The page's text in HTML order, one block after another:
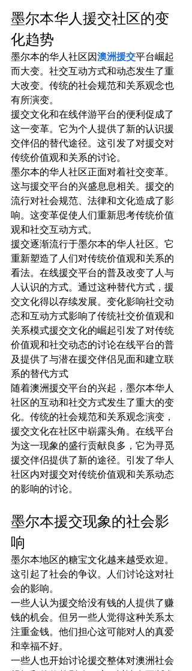
墨尔本华人援交社区的变
化趋势
墨尔本的华人社区因澳洲援交平台崛起
而大变。社交互动方式和动态发生了重
大改变。传统的社会规范和关系观念也
有所演变。
援交文化和在线伴游平台的便利促成了
这一变革。它为个人提供了新的认识援
交伴侣的替代途径。这引发了对援交对
传统价值观和关系的讨论。
墨尔本的华人社区正面对着社交变革。
这与援交平台的兴盛息息相关。援交的
流行对社会规范、法律和文化造成了影
响。这变革促使人们重新思考传统价值
观和社交互动方式。
援交逐渐流行于墨尔本的华人社区。它
重新塑造了人们对传统价值观和关系的
看法。在线援交平台的普及改变了人与
人认识的方式。通过这种替代方式，援
交文化得以存续发展。变化影响社交动
态和互动方式影响了传统社交价值观和
关系模式援交文化的崛起引发了对传统
价值观和社交动态的讨论在线平台的普
及提供了与潜在援交伴侣见面和建立联
系的替代方式
随着澳洲援交平台的兴起，墨尔本华人
社区的互动和社交方式发生了重大的变
化。传统的社会规范和关系观念演变，
援交文化在社区中崭露头角。在线平台
为这一现象的盛行贡献良多，它为寻觅
援交伴侣提供了新的途径。引发了华人
社区内对援交对传统价值观和关系动态
的影响的讨论。
墨尔本援交现象的社会影
响
墨尔本地区的糖宝文化越来越受欢迎。
这引起了社会的争议。人们讨论这对社
会的影响。
一些人认为援交给没有钱的人提供了赚
钱的机会。但另一些人觉得这种关系太
注重金钱。他们担心这可能对人的真爱
和幸福不好。
一些人也开始讨论援交整体对澳洲社会